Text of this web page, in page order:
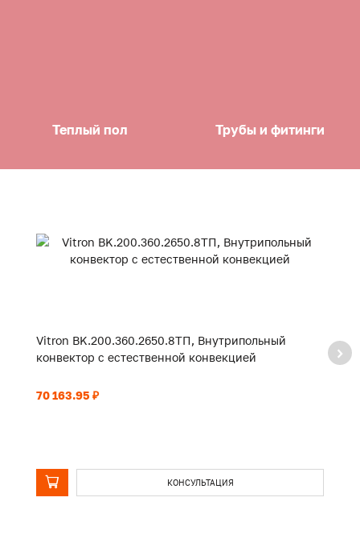
Теплый пол Трубы и фитинги
Vitron BK.200.360.2650.8ТП, Внутрипольный
конвектор с естественной конвекцией
70 163.95 ₽
КОНСУЛЬТАЦИЯ